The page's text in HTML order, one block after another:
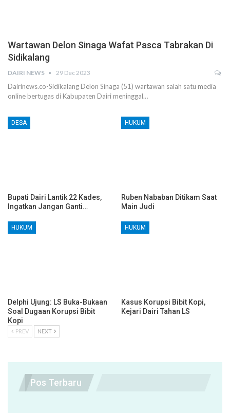
Wartawan Delon Sinaga Wafat Pasca Tabrakan Di
Sidikalang
DAIRI NEWS 29 Dec 2023
Dairinews.co-Sidikalang Delon Sinaga (51) wartawan salah satu media
online bertugas di Kabupaten Dairi meninggal…
DESA
Bupati Dairi Lantik 22 Kades,
Ingatkan Jangan Ganti…
HUKUM
Ruben Nababan Ditikam Saat
Main Judi
HUKUM
Delphi Ujung: LS Buka-Bukaan
Soal Dugaan Korupsi Bibit
Kopi
HUKUM
Kasus Korupsi Bibit Kopi,
Kejari Dairi Tahan LS
PREV NEXT
Pos Terbaru